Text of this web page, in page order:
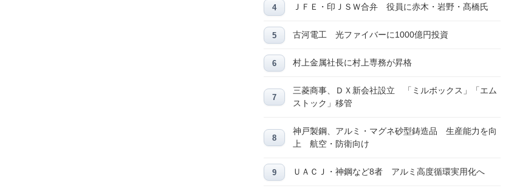
ＪＦＥ・印ＪＳＷ合弁 役員に赤木・岩野・髙橋氏
古河電工 光ファイバーに1000億円投資
村上金属社長に村上専務が昇格
三菱商事、ＤＸ新会社設立 「ミルボックス」「エム
ストック」移管
神戸製鋼、アルミ・マグネ砂型鋳造品 生産能力を向
上 航空・防衛向け
ＵＡＣＪ・神鋼など8者 アルミ高度循環実用化へ